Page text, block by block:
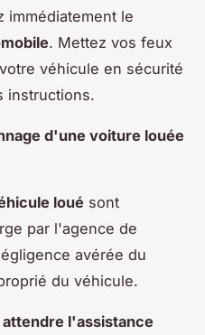
immédiatement le
. Mettez vos feux
véhicule en sécurité
instructions.
d'une voiture louée
loué sont
par l'agence de
avérée du
du véhicule.
l'assistance